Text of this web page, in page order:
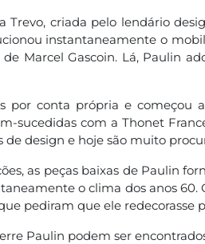
criada pelo lendário
instantaneamente o
Marcel Gascoin. Lá, Paulin
conta própria e começou
sucedidas com a Thonet
de design e hoje são muito
as peças baixas de Paulin
o clima dos anos
pediram que ele redecorasse
Paulin podem ser